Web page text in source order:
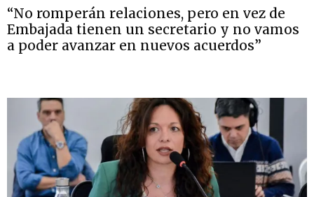
“No romperán relaciones, pero en vez de
Embajada tienen un secretario y no vamos
a poder avanzar en nuevos acuerdos”